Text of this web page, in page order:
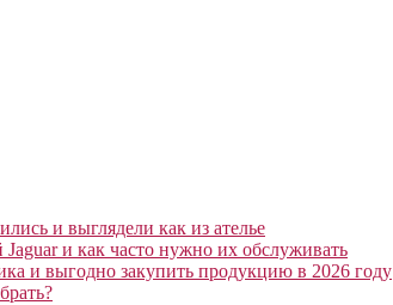
и выглядели как из ателье
и как часто нужно их обслуживать
и выгодно закупить продукцию в 2026 году